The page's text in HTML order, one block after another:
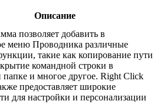
Описание
позволяет добавить в
меню Проводника различные
такие как копирование пути
командной строки в
и многое другое. Right Click
предоставляет широкие
для настройки и персонализации